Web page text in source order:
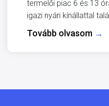
termelői piac 6 és 13
igazi nyári kínállattal
Tovább olvasom →